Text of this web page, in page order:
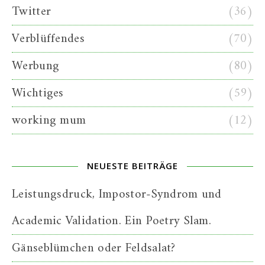
Twitter
(36)
Verblüffendes
(70)
Werbung
(80)
Wichtiges
(59)
working mum
(12)
NEUESTE BEITRÄGE
Leistungsdruck, Impostor-Syndrom und
Academic Validation. Ein Poetry Slam.
Gänseblümchen oder Feldsalat?